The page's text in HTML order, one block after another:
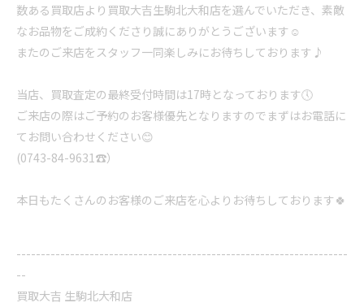
数ある買取店より買取大吉生駒北大和店を選んでいただき、素敵
なお品物をご成約くださり誠にありがとうございます☺️
またのご来店をスタッフ一同楽しみにお待ちしております♪
当店、買取査定の最終受付時間は17時となっております🕔
ご来店の際はご予約のお客様優先となりますのでまずはお電話に
てお問い合わせください😊
(0743-84-9631☎️）
本日もたくさんのお客様のご来店を心よりお待ちしております🍀
--------------------------------------------------------------------
--
買取大吉 生駒北大和店